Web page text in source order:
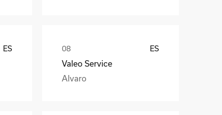
ES ES
Valeo Service
Alvaro